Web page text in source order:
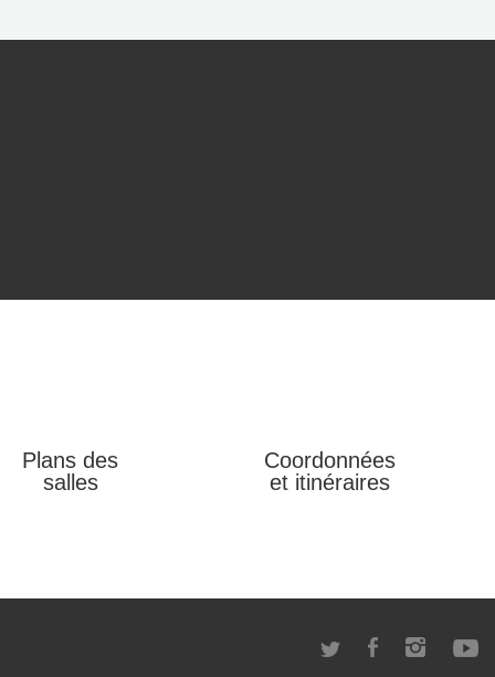
Plans des
salles
Coordonnées
et itinéraires